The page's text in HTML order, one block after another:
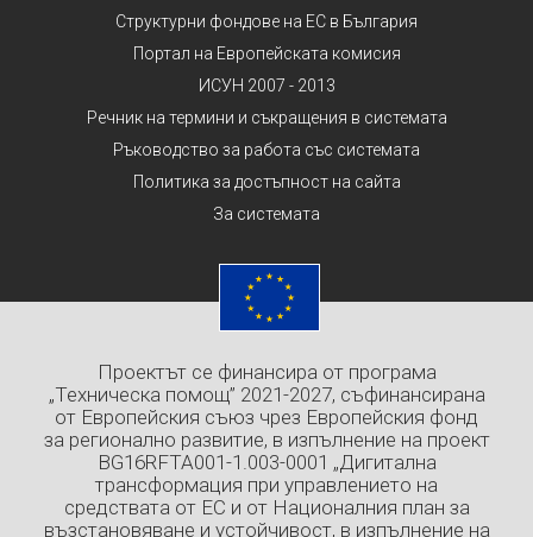
Структурни фондове на ЕС в България
Портал на Европейската комисия
ИСУН 2007 - 2013
Речник на термини и съкращения в системата
Ръководство за работа със системата
Политика за достъпност на сайта
За системата
Проектът се финансира от програма
„Техническа помощ” 2021-2027, съфинансирана
от Европейския съюз чрез Европейския фонд
за регионално развитие, в изпълнение на проект
BG16RFTA001-1.003-0001 „Дигитална
трансформация при управлението на
средствата от ЕС и от Националния план за
възстановяване и устойчивост, в изпълнение на